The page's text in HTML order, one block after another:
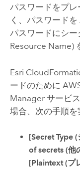
パスワードをプ
く、パスワードを
パスワードにシー
Resource Name)
Esri
ードのために
Managerサービ
場合、次の手順を
[Secret Type
of secrets (他
[Plaintext (プ